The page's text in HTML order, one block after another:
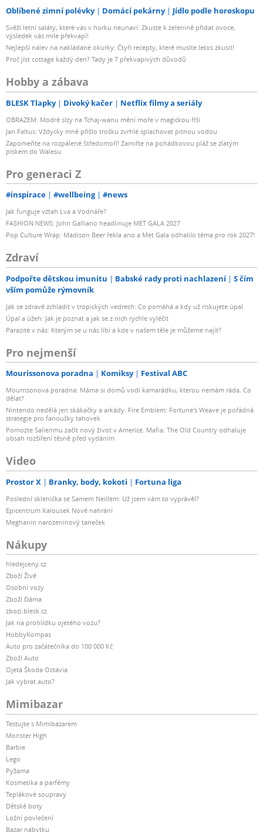
Oblíbené zimní polévky Domácí pekárny Jídlo podle horoskopu
Svěží letní saláty, které vás v horku neunaví: Zkuste k zelenině přidat ovoce,
výsledek vás mile překvapí!
Nejlepší nálev na nakládané okurky: Čtyři recepty, které musíte letos zkusit!
Proč jíst cottage každý den? Tady je 7 překvapivých důvodů
Hobby a zábava
BLESK Tlapky Divoký kačer Netflix filmy a seriály
OBRAZEM: Modré slzy na Tchaj-wanu mění moře v magickou říši
Jan Faltus: Vždycky mně přišlo trošku zvrhlé splachovat pitnou vodou
Zapomeňte na rozpálené Středomoří! Zamiřte na pohádkovou pláž se zlatým
pískem do Walesu
Pro generaci Z
#inspirace #wellbeing #news
Jak funguje vztah Lva a Vodnáře?
FASHION NEWS: John Galliano headlinuje MET GALA 2027
Pop Culture Wrap: Madison Beer řekla ano a Met Gala odhalilo téma pro rok 2027!
Zdraví
Podpořte dětskou imunitu Babské rady proti nachlazení
S čím
vším pomůže rýmovník
Jak se zdravě zchladit v tropických vedrech: Co pomáhá a kdy už riskujete úpal
Úpal a úžeh: Jak je poznat a jak se z nich rychle vyléčit
Parazité v nás: Kterým se u nás líbí a kde v našem těle je můžeme najít?
Pro nejmenší
Mourissonova poradna Komiksy Festival ABC
Mourrisonova poradna: Máma si domů vodí kamarádku, kterou nemám ráda. Co
dělat?
Nintendo nedělá jen skákačky a arkády. Fire Emblem: Fortune's Weave je pořádná
strategie pro fanoušky tahovek
Pomozte Salierimu začít nový život v Americe. Mafia: The Old Country odhaluje
obsah rozšíření těsně před vydáním
Video
Prostor X Branky, body, kokoti Fortuna liga
Poslední sklenička se Samem Neillem: Už jsem vám to vyprávěl?
Epicentrum Kalousek Nové nahrání
Meghanin narozeninový taneček
Nákupy
hledejceny.cz
Zboží Živě
Osobní vozy
Zboží Dáma
zbozi.blesk.cz
Jak na prohlídku ojetého vozu?
HobbyKompas
Auto pro začátečníka do 100 000 Kč
Zboží Auto
Ojetá Škoda Octavia
Jak vybrat auto?
Mimibazar
Testujte s Mimibazarem
Monster High
Barbie
Lego
Pyžama
Kosmetika a parfémy
Teplákové soupravy
Dětské boty
Ložní povlečení
Bazar nábytku